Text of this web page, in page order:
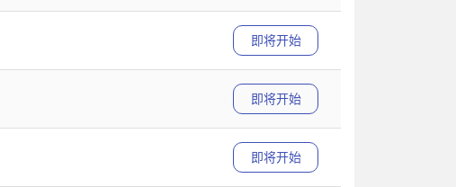
即将开始
即将开始
即将开始